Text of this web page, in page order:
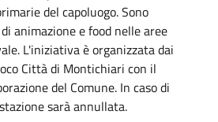
del capoluogo. Sono
animazione e food nelle aree
L'iniziativa è organizzata dai
Città di Montichiari con il
del Comune. In caso di
sarà annullata.